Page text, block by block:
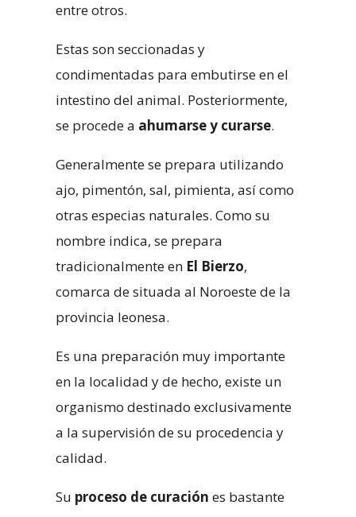
entre otros.
Estas son seccionadas y
condimentadas para embutirse en el
intestino del animal. Posteriormente,
se procede a ahumarse y curarse.
Generalmente se prepara utilizando
ajo, pimentón, sal, pimienta, así como
otras especias naturales. Como su
nombre indica, se prepara
tradicionalmente en El Bierzo,
comarca de situada al Noroeste de la
provincia leonesa.
Es una preparación muy importante
en la localidad y de hecho, existe un
organismo destinado exclusivamente
a la supervisión de su procedencia y
calidad.
Su proceso de curación es bastante